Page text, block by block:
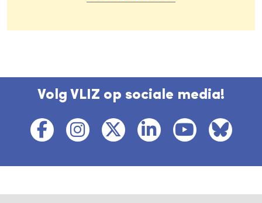
Volg VLIZ op sociale media!